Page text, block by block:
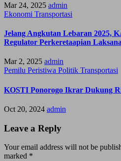
Mar 24, 2025 admin
Ekonomi Transportasi
Jelang Angkutan Lebaran 2025,
Regulator Perkeretaapian
Mar 2, 2025 admin
Pemilu Peristiwa Politik Transportasi
KOSTI Ponorogo Ikrar Dukung
Oct 20, 2024 admin
Leave a Reply
Your email address will not be
marked *